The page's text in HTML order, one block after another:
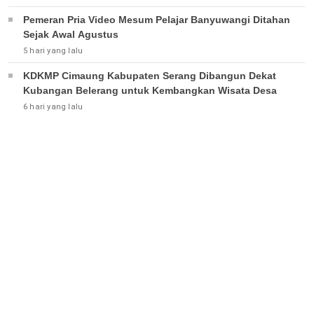
Pemeran Pria Video Mesum Pelajar Banyuwangi Ditahan
Sejak Awal Agustus
5 hari yang lalu
KDKMP Cimaung Kabupaten Serang Dibangun Dekat
Kubangan Belerang untuk Kembangkan Wisata Desa
6 hari yang lalu